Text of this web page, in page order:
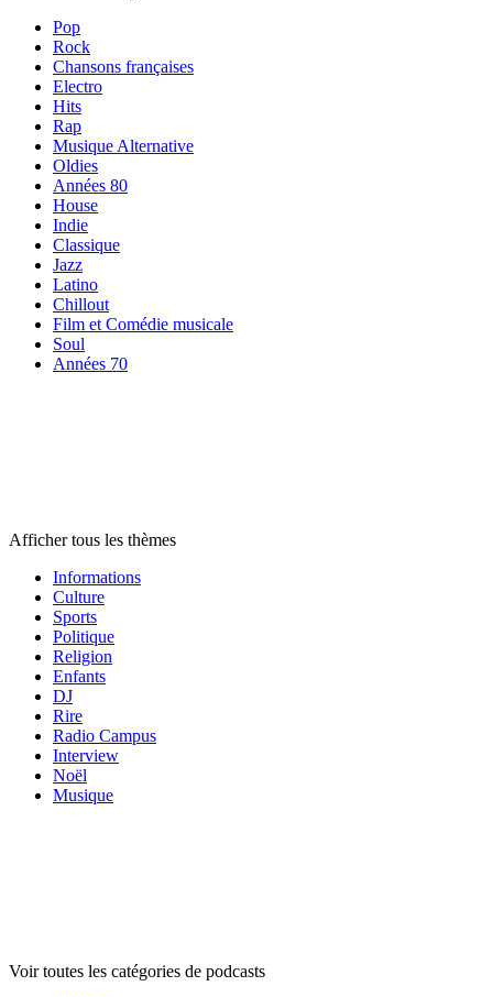
Pop
Rock
Chansons françaises
Electro
Hits
Rap
Musique Alternative
Oldies
Années 80
House
Indie
Classique
Jazz
Latino
Chillout
Film et Comédie musicale
Soul
Années 70
Afficher tous les thèmes
Informations
Culture
Sports
Politique
Religion
Enfants
DJ
Rire
Radio Campus
Interview
Noël
Musique
Voir toutes les catégories de podcasts